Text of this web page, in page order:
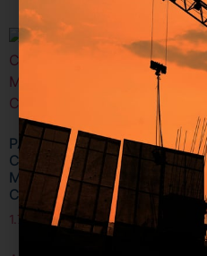
PARADIGMA CALDAIA
CONDENSAZIONE
MODUSTAR II 25C
C/PRODUZIONE ACS
1.700,00€